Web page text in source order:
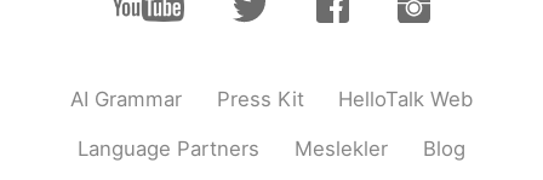
AI Grammar Press Kit HelloTalk Web
Language Partners Meslekler Blog